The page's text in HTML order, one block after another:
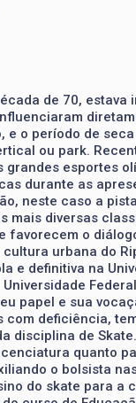
de 70,
e o período de
ou park.
grandes esportes
durante as
neste caso a
mais diversas
favorecem o
urbana do
e definitiva na
papel e sua
com deficiência,
disciplina de
quanto
o bolsista
do skate para a